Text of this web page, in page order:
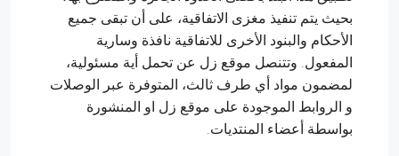
بحيث يتم تنفيذ مغزى الاتفاقية، على أن تبقى جميع
الأحكام والبنود الأخرى للاتفاقية نافذة وسارية
المفعول. وتتنصل موقع زل عن تحمل أية مسئولية،
لمضمون مواد أي طرف ثالث، المتوفرة عبر الوصلات
و الروابط الموجودة على موقع زل او المنشورة
بواسطة أعضاء المنتديات.